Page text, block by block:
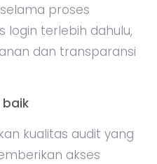
proses
login terlebih dahulu,
dan transparansi
kualitas audit yang
akses